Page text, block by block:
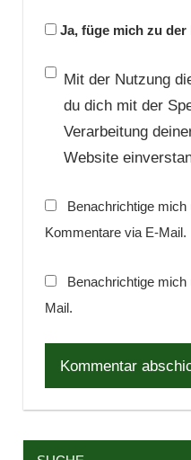
Ja, füge mich zu
Mit der Nutzung
du dich mit der
Verarbeitung
Website
Benachrichtige mich
Kommentare via E-Mail.
Benachrichtige
Mail.